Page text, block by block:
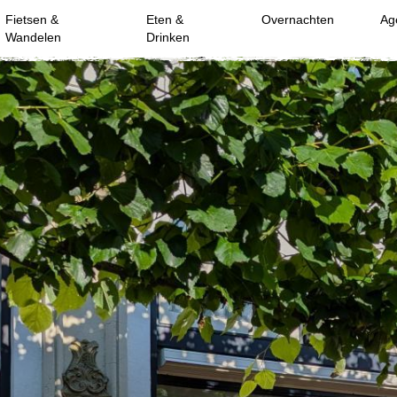
Fietsen &
Wandelen
Eten &
Drinken
Overnachten